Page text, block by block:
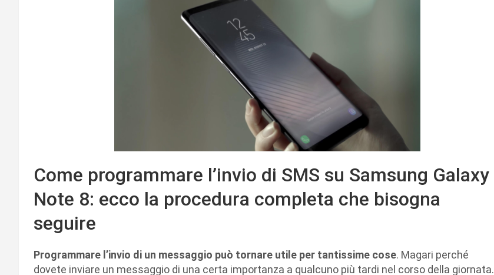
Come programmare l’invio di SMS su Samsung Galaxy
Note 8: ecco la procedura completa che bisogna
seguire
Programmare l’invio di un messaggio può tornare utile per tantissime cose. Magari perché
dovete inviare un messaggio di una certa importanza a qualcuno più tardi nel corso della giornata.